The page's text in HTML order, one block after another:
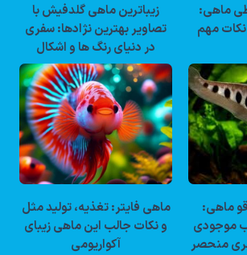
ماهی:
نکات مهم
زیباترین ماهی گلدفیش با
تصاویر بهترین نژادها: سفری
در دنیای رنگ ها و اشکال
ماهی:
موجودی
منحصر
ماهی فایتر: تغذیه، تولید مثل
و نکات جالب این ماهی زیبای
آکواریومی